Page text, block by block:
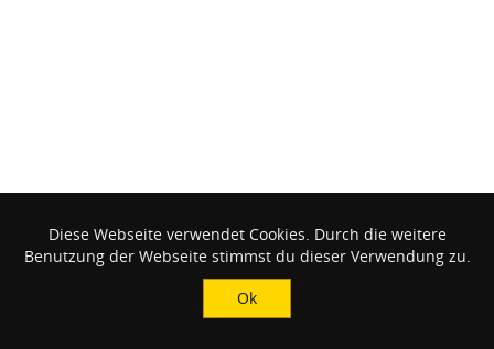
Diese Webseite verwendet Cookies. Durch die weitere
Benutzung der Webseite stimmst du dieser Verwendung zu.
Ok